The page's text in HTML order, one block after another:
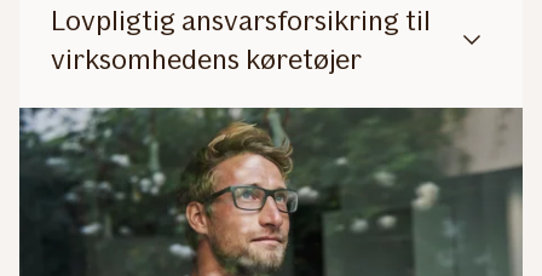
Lovpligtig ansvarsforsikring til
virksomhedens køretøjer